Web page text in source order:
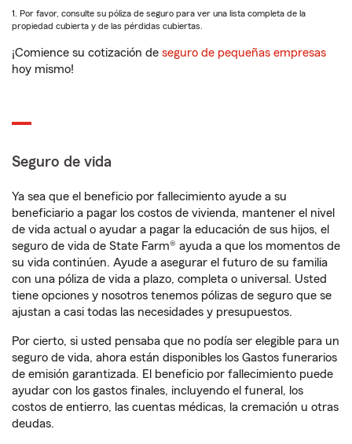
1. Por favor, consulte su póliza de seguro para ver una lista completa de la
propiedad cubierta y de las pérdidas cubiertas.
¡Comience su cotización de seguro de pequeñas empresas
hoy mismo!
Seguro de vida
Ya sea que el beneficio por fallecimiento ayude a su
beneficiario a pagar los costos de vivienda, mantener el nivel
de vida actual o ayudar a pagar la educación de sus hijos, el
seguro de vida de State Farm® ayuda a que los momentos de
su vida continúen. Ayude a asegurar el futuro de su familia
con una póliza de vida a plazo, completa o universal. Usted
tiene opciones y nosotros tenemos pólizas de seguro que se
ajustan a casi todas las necesidades y presupuestos.
Por cierto, si usted pensaba que no podía ser elegible para un
seguro de vida, ahora están disponibles los Gastos funerarios
de emisión garantizada. El beneficio por fallecimiento puede
ayudar con los gastos finales, incluyendo el funeral, los
costos de entierro, las cuentas médicas, la cremación u otras
deudas.